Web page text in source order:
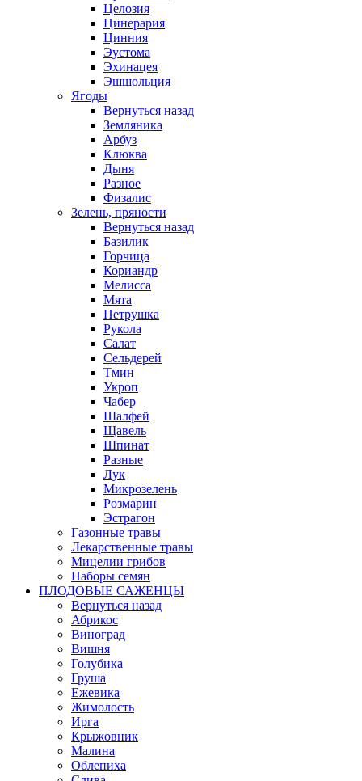
Целозия
Цинерария
Цинния
Эустома
Эхинацея
Эшшольция
Ягоды
Вернуться назад
Земляника
Арбуз
Клюква
Дыня
Разное
Физалис
Зелень, пряности
Вернуться назад
Базилик
Горчица
Кориандр
Мелисса
Мята
Петрушка
Рукола
Салат
Сельдерей
Тмин
Укроп
Чабер
Шалфей
Щавель
Шпинат
Разные
Лук
Микрозелень
Розмарин
Эстрагон
Газонные травы
Лекарственные травы
Мицелии грибов
Наборы семян
ПЛОДОВЫЕ САЖЕНЦЫ
Вернуться назад
Абрикос
Виноград
Вишня
Голубика
Груша
Ежевика
Жимолость
Ирга
Крыжовник
Малина
Облепиха